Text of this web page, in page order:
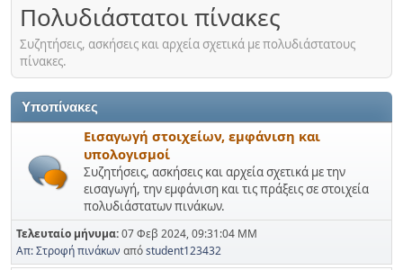
Πολυδιάστατοι πίνακες
Συζητήσεις, ασκήσεις και αρχεία σχετικά με πολυδιάστατους
πίνακες.
Υποπίνακες
Εισαγωγή στοιχείων, εμφάνιση και
υπολογισμοί
Συζητήσεις, ασκήσεις και αρχεία σχετικά με την
εισαγωγή, την εμφάνιση και τις πράξεις σε στοιχεία
πολυδιάστατων πινάκων.
Τελευταίο μήνυμα:07 Φεβ 2024, 09:31:04 ΜΜ
Απ: Στροφή πινάκων απόstudent123432